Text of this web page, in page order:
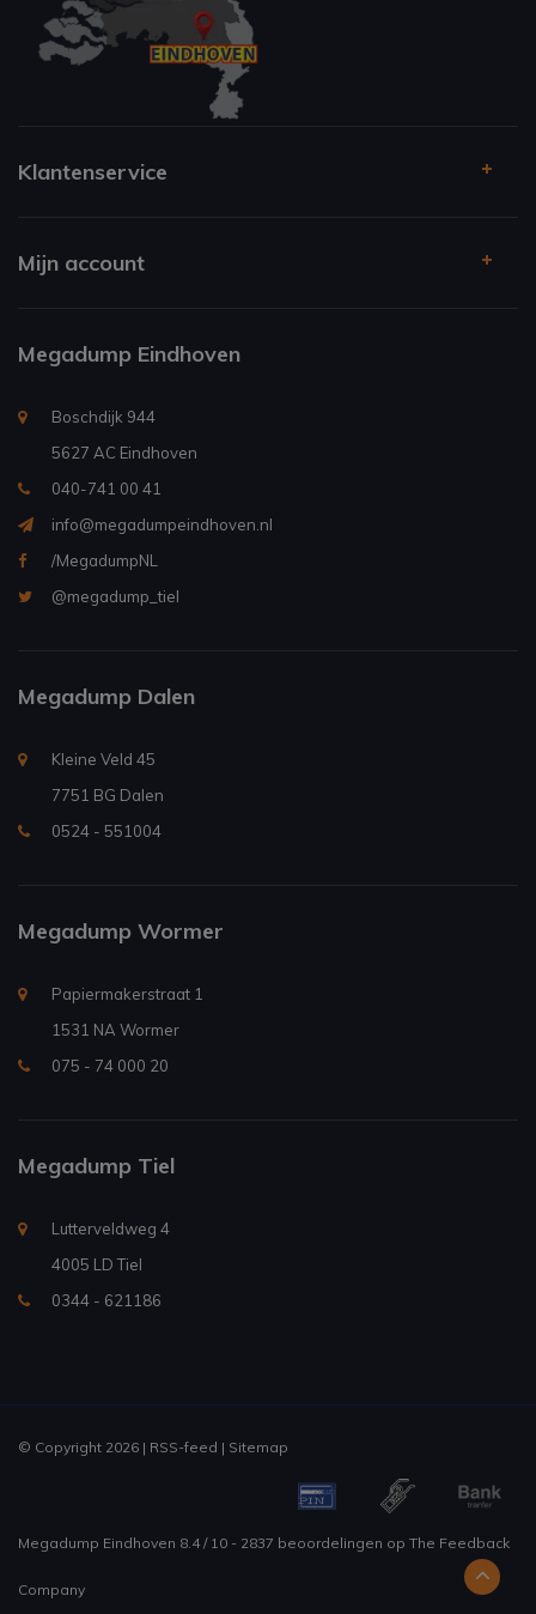
Klantenservice
Mijn account
Megadump Eindhoven
Boschdijk 944
5627 AC Eindhoven
040-741 00 41
info@megadumpeindhoven.nl
/MegadumpNL
@megadump_tiel
Megadump Dalen
Kleine Veld 45
7751 BG Dalen
0524 - 551004
Megadump Wormer
Papiermakerstraat 1
1531 NA Wormer
075 - 74 000 20
Megadump Tiel
Lutterveldweg 4
4005 LD Tiel
0344 - 621186
© Copyright 2026 | RSS-feed | Sitemap
Megadump Eindhoven 8.4/ 10 - 2837 beoordelingen op The Feedback
Company